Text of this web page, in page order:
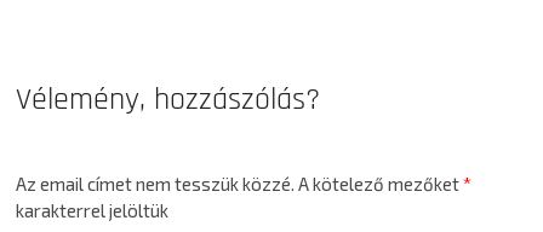
Vélemény, hozzászólás?
Az email címet nem tesszük közzé. A kötelező mezőket*
karakterrel jelöltük